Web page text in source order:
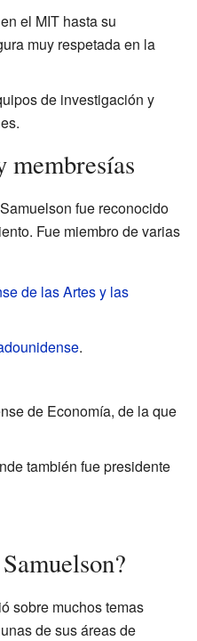
el MIT hasta su
muy respetada en la
de investigación y
membresías
fue reconocido
Fue miembro de varias
de las Artes y las
.
de Economía, de la que
también fue presidente
sobre muchos temas
de sus áreas de